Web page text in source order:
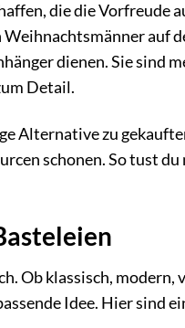
die die Vorfreude
auf
dienen. Sie sind
Detail.
Alternative zu
schonen. So tust
Ob klassisch, modern,
Idee. Hier sind